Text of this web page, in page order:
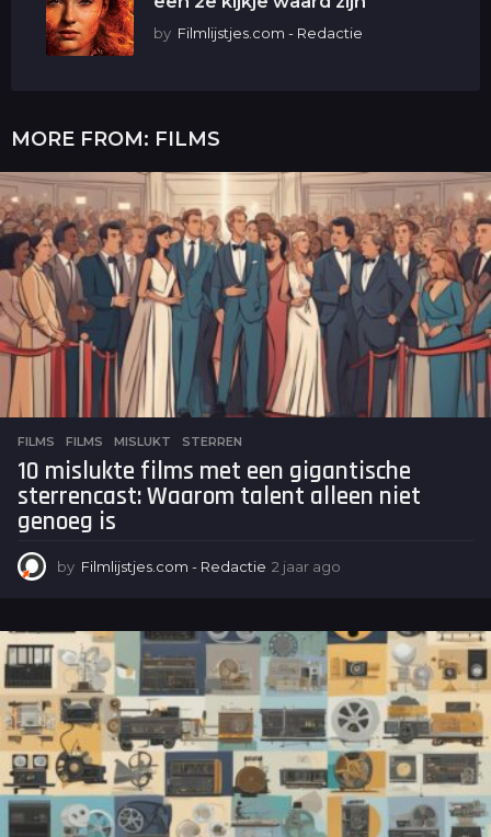
by Filmlijstjes.com - Redactie
MORE FROM: FILMS
FILMS FILMS ,MISLUKT ,STERREN
10 mislukte films met een gigantische
sterrencast: Waarom talent alleen niet
genoeg is
by Filmlijstjes.com - Redactie 2 jaar ago
a
r
a
g
o